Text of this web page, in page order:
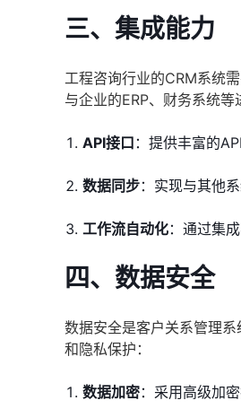
三、集成能力
工程咨询行业的CRM系统
与企业的ERP、财务系统等
API接口 ：提供丰富的
数据同步：实现与其他
工作流自动化：通过集
四、数据安全
数据安全是客户关系管理
和隐私保护：
数据加密：采用高级加